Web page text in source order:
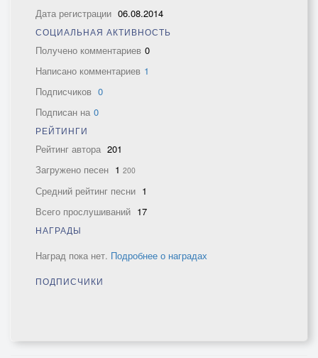
Дата регистрации 06.08.2014
СОЦИАЛЬНАЯ АКТИВНОСТЬ
Получено комментариев 0
Написано комментариев 1
Подписчиков 0
Подписан на 0
РЕЙТИНГИ
Рейтинг автора 201
Загружено песен 1 200
Средний рейтинг песни 1
Всего прослушиваний 17
НАГРАДЫ
Наград пока нет. Подробнее о наградах
ПОДПИСЧИКИ